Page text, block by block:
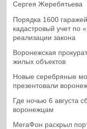
Сергея Жеребятьева
Порядка 1600
кадастровый учет по
реализации закона
Воронежская
жилых объектов
Новые серебряные
презентовали
Где ночью 6 августа
воронежцам
МегаФон раскрыл